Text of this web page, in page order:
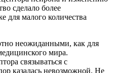
сделало более
для малого количества
неожиданными, как для
мира.
связываться с
казалась невозможной. Не